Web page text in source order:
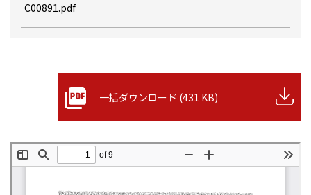
C00891.pdf
一括ダウンロード (431 KB)